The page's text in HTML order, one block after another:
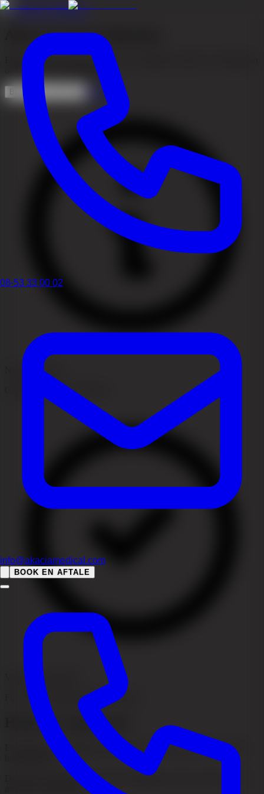
08-53 33 00 02
info@akaciamedical.com
BOOK EN AFTALE
←Tilbage til tilladelse
Atherom på hovedbunden
Et atherom er en cyste i huden, der undertiden opstår i hovedbunden
og kan kræve undersøgelse.
Book en konsultation Se priser
Normal tilstand
Godartet forandring i huden
Vurdering anbefalet
For korrekt håndtering og sikkerhed
Hvad er et atherom?
Et atherom er en talgcyste, der opstår i huden og kan forekomme i
hovedbunden.
De fleste er godartede, men bør undersøges, hvis de vokser, bliver
ømme eller betændte.